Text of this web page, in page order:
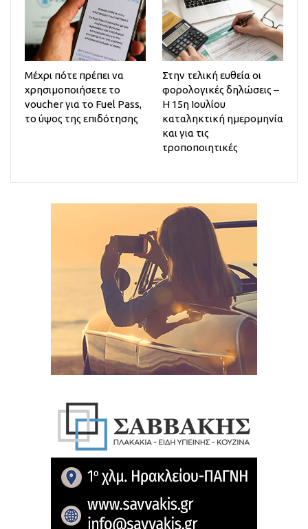
Μέχρι πότε πρέπει να
χρησιμοποιήσετε το
voucher για το Fuel Pass,
το ύψος της επιδότησης
Στην τελική ευθεία οι
φορολογικές δηλώσεις –
Η 15η Ιουλίου
καταληκτική ημερομηνία
και για τις
τροποποιητικές